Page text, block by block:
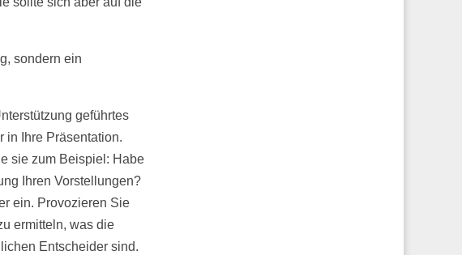
sondern ein
geführtes
in Ihre Präsentation.
sie zum Beispiel: Habe
Ihren Vorstellungen?
ein. Provozieren Sie
ermitteln, was die
Entscheider sind.